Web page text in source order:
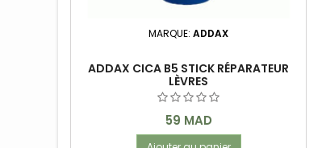
MARQUE:ADDAX
ADDAX CICA B5 STICK RÉPARATEUR
LÈVRES
Prix
59 MAD